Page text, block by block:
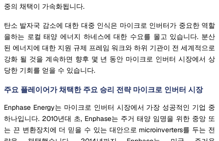
중의 채택이 가속화됩니다.
탄소 발자국 감소에 대한 대중 인식은 마이크로 인버터가 중요한 역할
을하는 로컬 태양 에너지 하네스에 대한 수요를 몰고 있습니다. 분산
된 에너지에 대한 지원 규제 프레임 워크와 하위 기관이 전 세계적으로
강화 될 것을 계속하면 향후 몇 년 동안 마이크로 인버터 시장에서 상
당한 기회를 얻을 수 있습니다.
주요 플레이어가 채택한 주요 승리 전략 마이크로 인버터 시장
Enphase Energy는 마이크로 인버터 시장에서 가장 성공적인 기업 중
하나입니다. 2010년대 초, Enphase는 주거 태양 임명을 위한 중앙 또
는 끈 변환장치에 더 믿을 수 있는 대안으로 microinverters를 두는 전